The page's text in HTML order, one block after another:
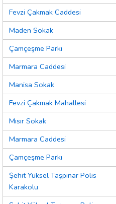
Fevzi Çakmak Caddesi
Maden Sokak
Çamçeşme Parkı
Marmara Caddesi
Manisa Sokak
Fevzi Çakmak Mahallesi
Mısır Sokak
Marmara Caddesi
Çamçeşme Parkı
Şehit Yüksel Taşpınar Polis
Karakolu